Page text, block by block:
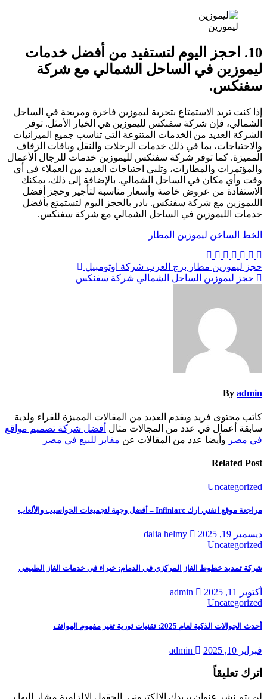
ليموزين
10. احجز اليوم لتستفيد من أفضل خدمات
ليموزين في الساحل الشمالي مع شركة
سفنكس.
إذا كنت تريد الاستمتاع بتجربة ليموزين فاخرة ومريحة في الساحل
الشمالي، فإن شركة سفنكس لليموزين هي الخيار الأمثل. توفر
الشركة العديد من الخدمات المتنوعة التي تناسب جميع الميزانيات
والاحتياجات، بما في ذلك خدمات الرحلات والنقل وباقات الزفاف
المميزة. كما توفر شركة سفنكس لليموزين خدمات للرجال الأعمال
والمؤتمرات والمطارات، وتلبي احتياجات العديد من العملاء في أي
وقت وأي مكان في الساحل الشمالي. بالإضافة إلى ذلك، يمكنك
الاستفادة من عروض خاصة وأسعار مناسبة لتأجير وحجز أفضل
الليموزين مع شركة سفنكس. بادر بالحجز اليوم لتستمتع بأفضل
خدمات الليموزين في الساحل الشمالي مع شركة سفنكس.
الخط الساخن ليموزين المطار
تصفّح
المقالات
حجز ليموزين مطار برج العرب شركة اوتومبيل
حجز ليموزين الساحل الشمالي شركة سفنكس
By admin
كاتب محتوى فريد ويقدم العديد من المقالات المميزة للقراء ولدية
سابقة أعمال في عدد من المجالات مثال أفضل شركة تصميم مواقع
في مصر وأيضا عدد من المقالات عن مقابر للبيع في مصر
Related Post
Uncategorized
مراجعة موقع انفني ارك Infiniarc – أفضل وجهة لتجميعات الحواسيب والألعاب
ديسمبر 19, 2025
Uncategorized
شركة تمديد خطوط الغاز المركزي في الدمام: خبراء في خدمات الغاز الطبيعي
أكتوبر 11, 2025
Uncategorized
أحدث الجوالات الذكية لعام 2025: تقنيات ثورية تغير مفهوم الهواتف
فبراير 10, 2025
اترك تعليقاً
لن يتم نشر عنوان بريدك الإلكتروني. الحقول الإلزامية مشار إليها بـ